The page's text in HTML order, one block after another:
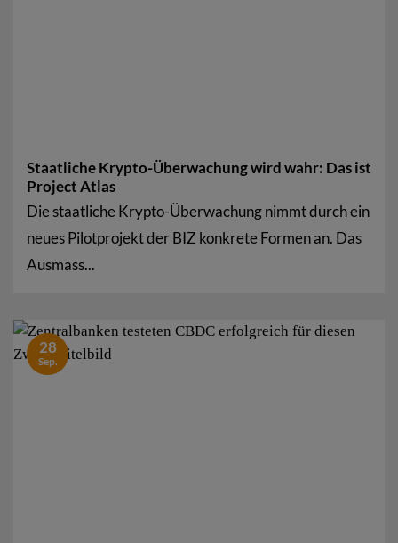
Staatliche Krypto-Überwachung wird wahr: Das ist
Project Atlas
Die staatliche Krypto-Überwachung nimmt durch ein
neues Pilotprojekt der BIZ konkrete Formen an. Das
Ausmass...
28
Sep.